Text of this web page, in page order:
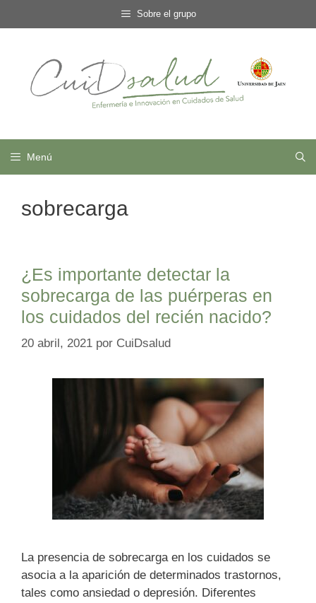
al
Sobre el grupo
Menú
sobrecarga
¿Es importante detectar la
sobrecarga de las puérperas en
los cuidados del recién nacido?
20 abril, 2021 por CuiDsalud
La presencia de sobrecarga en los cuidados se
asocia a la aparición de determinados trastornos,
tales como ansiedad o depresión. Diferentes